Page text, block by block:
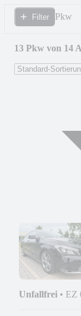
Filter Pkw
13 Pkw von 14
Unfallfrei • EZ